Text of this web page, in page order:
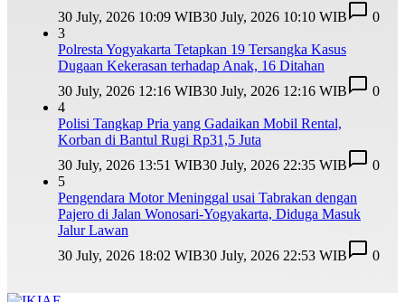
30 July, 2026 10:09 WIB30 July, 2026 10:10 WIB
0
3
Polresta Yogyakarta Tetapkan 19 Tersangka Kasus
Dugaan Kekerasan terhadap Anak, 16 Ditahan
30 July, 2026 12:16 WIB30 July, 2026 12:16 WIB
0
4
Polisi Tangkap Pria yang Gadaikan Mobil Rental,
Korban di Bantul Rugi Rp31,5 Juta
30 July, 2026 13:51 WIB30 July, 2026 22:35 WIB
0
5
Pengendara Motor Meninggal usai Tabrakan dengan
Pajero di Jalan Wonosari-Yogyakarta, Diduga Masuk
Jalur Lawan
30 July, 2026 18:02 WIB30 July, 2026 22:53 WIB 0